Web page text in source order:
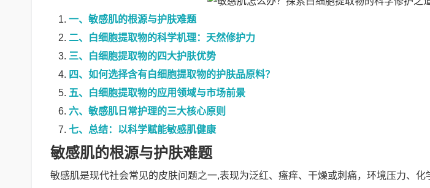
一、敏感肌的根源与护肤难题
二、白细胞提取物的科学机理：天然修护力
三、白细胞提取物的四大护肤优势
四、如何选择含有白细胞提取物的护肤品原料？
五、白细胞提取物的应用领域与市场前景
六、敏感肌日常护理的三大核心原则
七、总结：以科学赋能敏感肌健康
敏感肌的根源与护肤难题
敏感肌是现代社会常见的皮肤问题之一,表现为泛红、瘙痒、干燥或刺痛，环境压力、